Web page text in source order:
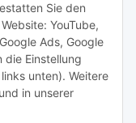
Sie den
YouTube,
Ads, Google
die Einstellung
unten). Weitere
und in unserer
Ihrer
widerruflich